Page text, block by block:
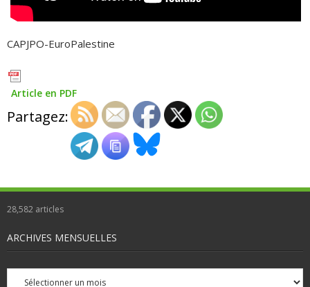
CAPJPO-EuroPalestine
Article en PDF
Partagez:
28,582 articles
ARCHIVES MENSUELLES
Archives
mensuelles